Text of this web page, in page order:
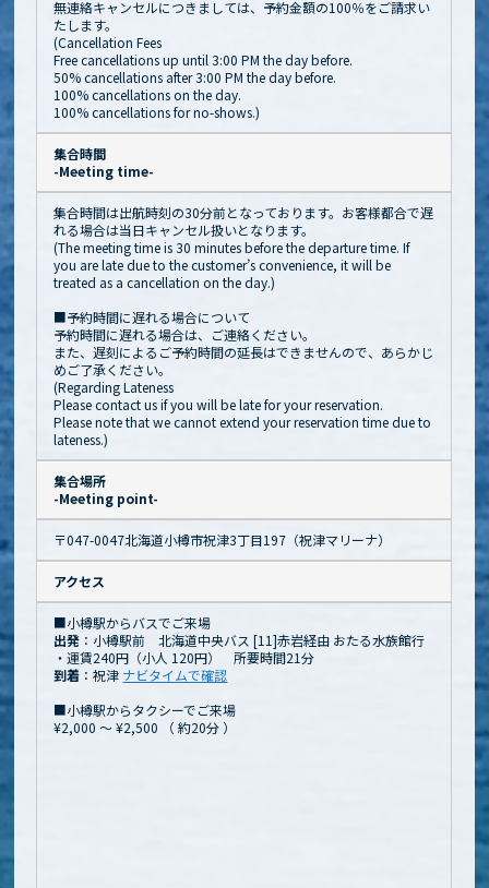
無連絡キャンセルにつきましては、予約金額の100％をご請求い
たします。
(Cancellation Fees
Free cancellations up until 3:00 PM the day before.
50% cancellations after 3:00 PM the day before.
100% cancellations on the day.
100% cancellations for no-shows.)
集合時間
-Meeting time-
集合時間は出航時刻の30分前となっております。お客様都合で遅
れる場合は当日キャンセル扱いとなります。
(The meeting time is 30 minutes before the departure time. If
you are late due to the customer’s convenience, it will be
treated as a cancellation on the day.)
■予約時間に遅れる場合について
予約時間に遅れる場合は、ご連絡ください。
また、遅刻によるご予約時間の延長はできませんので、あらかじ
めご了承ください。
(Regarding Lateness
Please contact us if you will be late for your reservation.
Please note that we cannot extend your reservation time due to
lateness.)
集合場所
-Meeting point-
〒047-0047北海道小樽市祝津3丁目197（祝津マリーナ）
アクセス
■小樽駅からバスでご来場
出発 ：小樽駅前 北海道中央バス [11]赤岩経由 おたる水族館行
・運賃240円（小人 120円） 所要時間21分
到着 ：祝津 ナビタイムで確認
■小樽駅からタクシーでご来場
¥2,000 ～ ¥2,500 （約20分 ）